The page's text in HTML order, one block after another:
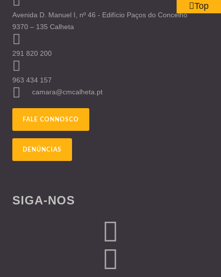
Avenida D. Manuel I, nº 46 - Edifício Paços do Concelho
9370 – 135 Calheta
291 820 200
963 434 157
camara@cmcalheta.pt
FALE CONNOSCO
DENÚNCIAS
SIGA-NOS
Top